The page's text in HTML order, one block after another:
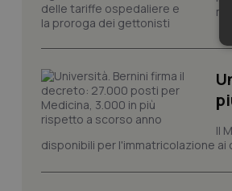
Il
disponibili per l'immatricolazione ai